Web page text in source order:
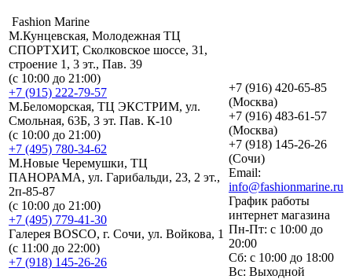
Fashion Marine
М.Кунцевская, Молодежная ТЦ
СПОРТХИТ, Сколковское шоссе, 31,
строение 1, 3 эт., Пав. 39
(с 10:00 до 21:00)
+7 (915) 222-79-57
М.Беломорская, ТЦ ЭКСТРИМ, ул.
Смольная, 63Б, 3 эт. Пав. К-10
(с 10:00 до 21:00)
+7 (495) 780-34-62
М.Новые Черемушки, ТЦ
ПАНОРАМА, ул. Гарибальди, 23, 2 эт.,
2п-85-87
(с 10:00 до 21:00)
+7 (495) 779-41-30
Галерея BOSCO, г. Сочи, ул. Войкова, 1
(с 11:00 до 22:00)
+7 (918) 145-26-26
+7 (916) 420-65-85
(Москва)
+7 (916) 483-61-57
(Москва)
+7 (918) 145-26-26
(Сочи)
Email:
info@fashionmarine.ru
График работы
интернет магазина
Пн-Пт: с 10:00 до
20:00
Сб: с 10:00 до 18:00
Вс: Выходной